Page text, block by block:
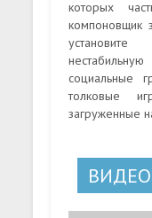
которых
компоновщик
социальные
толковые
загруженные
ВИДЕО